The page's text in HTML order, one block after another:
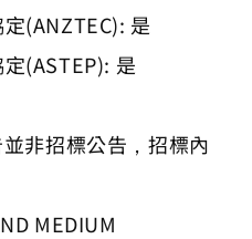
(ANZTEC): 是
(ASTEP): 是
非招標公告，招標內
MEDIUM